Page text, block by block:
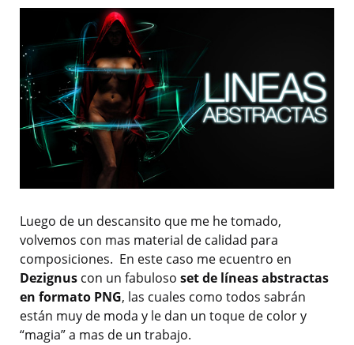
Luego de un descansito que me he tomado,
volvemos con mas material de calidad para
composiciones. En este caso me ecuentro en
Dezignus con un fabuloso set de líneas abstractas
en formato PNG, las cuales como todos sabrán
están muy de moda y le dan un toque de color y
“magia” a mas de un trabajo.